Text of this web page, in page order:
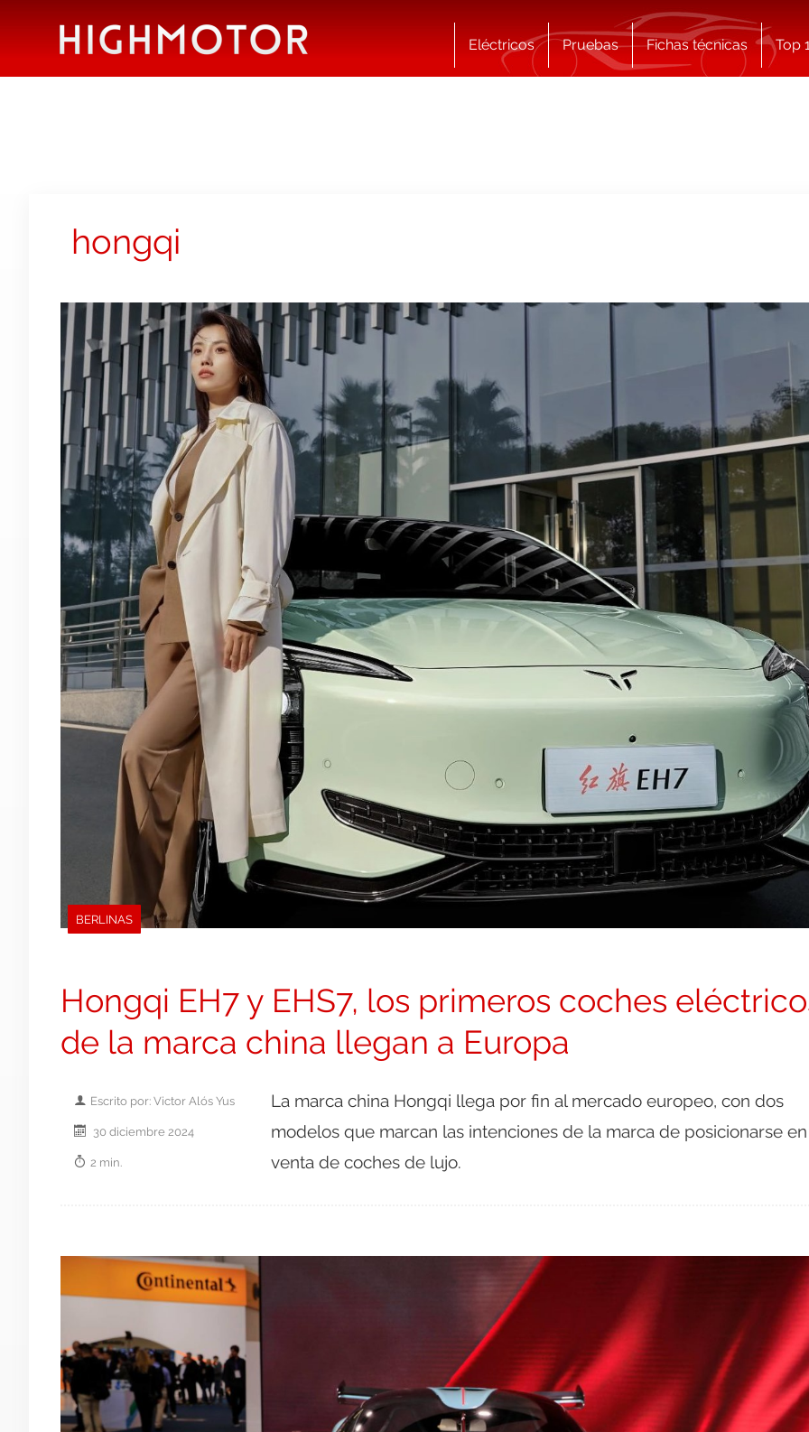
Eléctricos Pruebas Fichas técnicas Top
hongqi
BERLINAS
Hongqi EH7 y EHS7, los primeros coches
de la marca china llegan a Europa
Escrito por: Victor Alós Yus
30 diciembre 2024
2 min.
La marca china Hongqi llega por fin al mercado europeo, con dos
modelos que marcan las intenciones de la marca de posicionarse
venta de coches de lujo.